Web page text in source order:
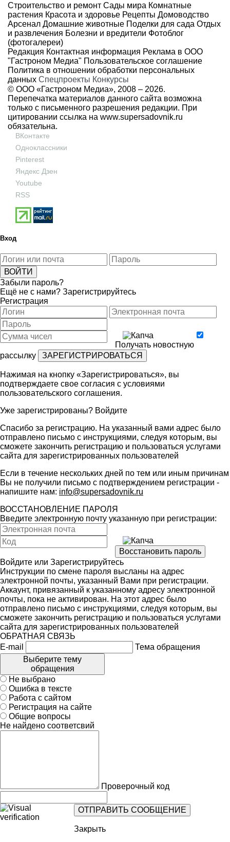
Строительство и ремонт Сады мира Комнатные
растения Красота и здоровье Рецепты Домоводство
Арсенал Домашние животные Поделки для сада Отдых
и развлечения Болезни и вредители Фотоблог
(фотогалереи)
Редакция Контактная информация Реклама в ООО
"Гастроном Медиа" Пользовательское соглашение
Политика в отношении обработки персональных
данных Спецпроекты Конкурсы
© ООО «Гастроном Медиа», 2008 – 2026.
Перепечатка материалов данного сайта возможна
только с письменного разрешения редакции. При
цитировании ссылка на www.supersadovnik.ru
обязательна.
ВКонтакте
Одноклассники
Pinterest
Яндекс Дзен
Youtube
RSS
Вход
Забыли пароль?
Ещё не с нами? Зарегистрируйтесь
Регистрация
Получать новостную
рассылку
Нажимая на кнопку «Зарегистрироваться», вы
подтверждаете свое согласия с условиями
пользовательского соглашения.
Уже зарегистрированы? Войдите
Спасибо за регистрацию. На указанный вами адрес было
отправлено письмо с инструкциями, следуя которым, вы
сможете закончить регистрацию и пользоваться услугами
сайта для зарегистрированных пользователей
Если в течение нескольких дней по тем или иным причинам
Вы не получили письмо с подтверждением регистрации -
напишите нам: info@supersadovnik.ru
ВОССТАНОВЛЕНИЕ ПАРОЛЯ
Введите электронную почту указанную при регистрации:
Войдите или Зарегистрируйтесь
Инструкции по смене пароля высланы на адрес
электронной почты, указанный Вами при регистрации.
Аккаунт, привязанный к указанному адресу электронной
почты, пока не активирован. На этот адрес было
отправлено письмо с инструкциями, следуя которым, вы
сможете закончить регистрацию и пользоваться услугами
сайта для зарегистрированных пользователей
ОБРАТНАЯ СВЯЗЬ
E-mail
Тема обращения
Выберите тему
обращения
Не выбрано
Ошибка в тексте
Работа с сайтом
Регистрация на сайте
Общие вопросы
Не найдено соответсвий
Проверочный код
Закрыть